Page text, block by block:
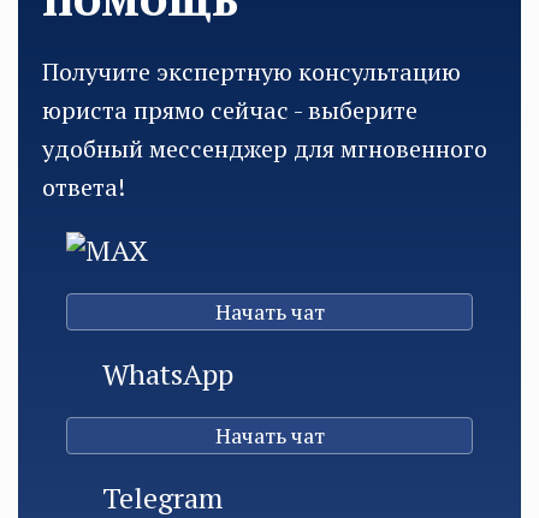
Получите экспертную консультацию
юриста прямо сейчас - выберите
удобный мессенджер для мгновенного
ответа!
MAX
Начать чат
WhatsApp
Начать чат
Telegram